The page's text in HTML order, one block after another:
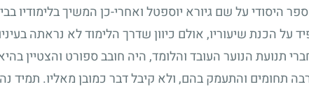
היסודי על שם גיורא יוספטל ואחרי-כן המשיך בלימודיו
על הכנת שיעוריו, אולם כיוון שדרך הלימוד לא נראתה
תנועת הנוער העובד והלומד, היה חובב ספורט והצטיין
תחומים והתעמק בהם, ולא קיבל דבר כמובן מאליו. תמיד